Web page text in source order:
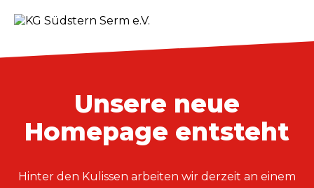
Unsere neue
Homepage entsteht
Hinter den Kulissen arbeiten wir derzeit an einem